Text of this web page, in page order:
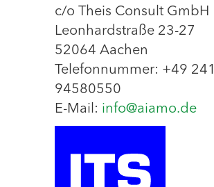
c/o Theis Consult GmbH
Leonhardstraße 23-27
52064 Aachen
Telefonnummer: +49 241
94580550
E-Mail: info@aiamo.de